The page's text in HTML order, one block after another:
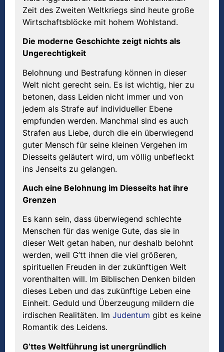
Zeit des Zweiten Weltkriegs sind heute große
Wirtschaftsblöcke mit hohem Wohlstand.
Die moderne Geschichte zeigt nichts als
Ungerechtigkeit
Belohnung und Bestrafung können in dieser
Welt nicht gerecht sein. Es ist wichtig, hier zu
betonen, dass Leiden nicht immer und von
jedem als Strafe auf individueller Ebene
empfunden werden. Manchmal sind es auch
Strafen aus Liebe, durch die ein überwiegend
guter Mensch für seine kleinen Vergehen im
Diesseits geläutert wird, um völlig unbefleckt
ins Jenseits zu gelangen.
Auch eine Belohnung im Diesseits hat ihre
Grenzen
Es kann sein, dass überwiegend schlechte
Menschen für das wenige Gute, das sie in
dieser Welt getan haben, nur deshalb belohnt
werden, weil G’tt ihnen die viel größeren,
spirituellen Freuden in der zukünftigen Welt
vorenthalten will. Im Biblischen Denken bilden
dieses Leben und das zukünftige Leben eine
Einheit. Geduld und Überzeugung mildern die
irdischen Realitäten. Im Judentum gibt es keine
Romantik des Leidens.
G’ttes Weltführung ist unergründlich